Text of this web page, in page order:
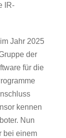
IR-
Jahr 2025
der
für die
kennen
Nun
bei einem